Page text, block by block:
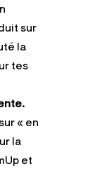
sur
la
tes
« en
la
et